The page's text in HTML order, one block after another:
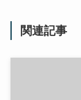
関連記事